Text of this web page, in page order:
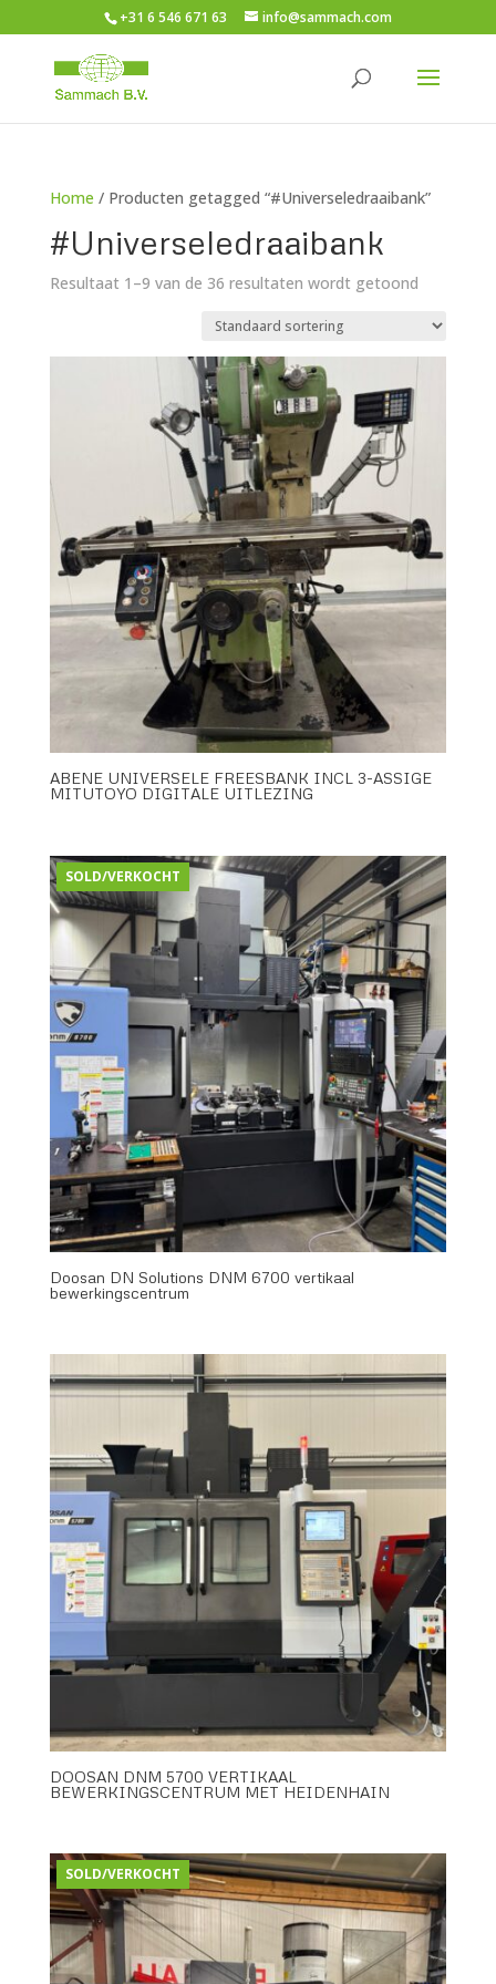
+31 6 546 671 63 info@sammach.com
Home / Producten getagged “#Universeledraaibank”
#Universeledraaibank
Resultaat 1–9 van de 36 resultaten wordt getoond
ABENE UNIVERSELE FREESBANK INCL 3-ASSIGE
MITUTOYO DIGITALE UITLEZING
SOLD/VERKOCHT
Doosan DN Solutions DNM 6700 vertikaal
bewerkingscentrum
DOOSAN DNM 5700 VERTIKAAL
BEWERKINGSCENTRUM MET HEIDENHAIN
SOLD/VERKOCHT